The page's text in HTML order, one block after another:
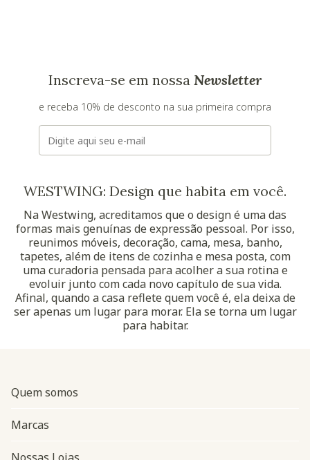
Inscreva-se em nossa Newsletter
e receba 10% de desconto na sua primeira compra
E-mail
WESTWING: Design que habita em você.
Na Westwing, acreditamos que o design é uma das
formas mais genuínas de expressão pessoal. Por isso,
reunimos móveis, decoração, cama, mesa, banho,
tapetes, além de itens de cozinha e mesa posta, com
uma curadoria pensada para acolher a sua rotina e
evoluir junto com cada novo capítulo de sua vida.
Afinal, quando a casa reflete quem você é, ela deixa de
ser apenas um lugar para morar. Ela se torna um lugar
para habitar.
Quem somos
Marcas